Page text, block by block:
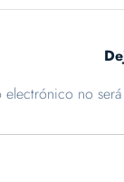
no